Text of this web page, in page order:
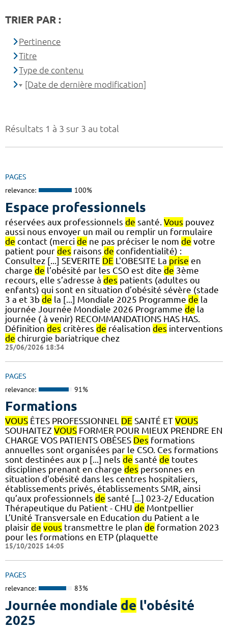
Résultats 1 à 3 sur 3 au total
PAGES
relevance: 100%
Espace professionnels
réservées aux professionnels de santé. Vous pouvez
aussi nous envoyer un mail ou remplir un formulaire
de contact (merci de ne pas préciser le nom de votre
patient pour des raisons de confidentialité) :
Consultez [...] SEVERITE DE L'OBESITE La prise en
charge de l’obésité par les CSO est dite de 3ème
recours, elle s’adresse à des patients (adultes ou
enfants) qui sont en situation d’obésité sévère (stade
3 a et 3b de la [...] Mondiale 2025 Programme de la
journée Journée Mondiale 2026 Programme de la
journée ( à venir) RECOMMANDATIONS HAS HAS.
Définition des critères de réalisation des interventions
de chirurgie bariatrique chez
25/06/2026 18:34
PAGES
relevance: 91%
Formations
VOUS ÊTES PROFESSIONNEL DE SANTÉ ET VOUS
SOUHAITEZ VOUS FORMER POUR MIEUX PRENDRE EN
CHARGE VOS PATIENTS OBÈSES Des formations
annuelles sont organisées par le CSO. Ces formations
sont destinées aux p [...] nels de santé de toutes
disciplines prenant en charge des personnes en
situation d'obésité dans les centres hospitaliers,
établissements privés, établissements SMR, ainsi
qu’aux professionnels de santé [...] 023-2/ Education
Thérapeutique du Patient - CHU de Montpellier
L’Unité Transversale en Education du Patient a le
plaisir de vous transmettre le plan de formation 2023
pour les formations en ETP (plaquette
15/10/2025 14:05
PAGES
relevance: 83%
Journée mondiale de l'obésité
2025
TRIER PAR :
Pertinence
Titre
Type de contenu
[Date de dernière modification]